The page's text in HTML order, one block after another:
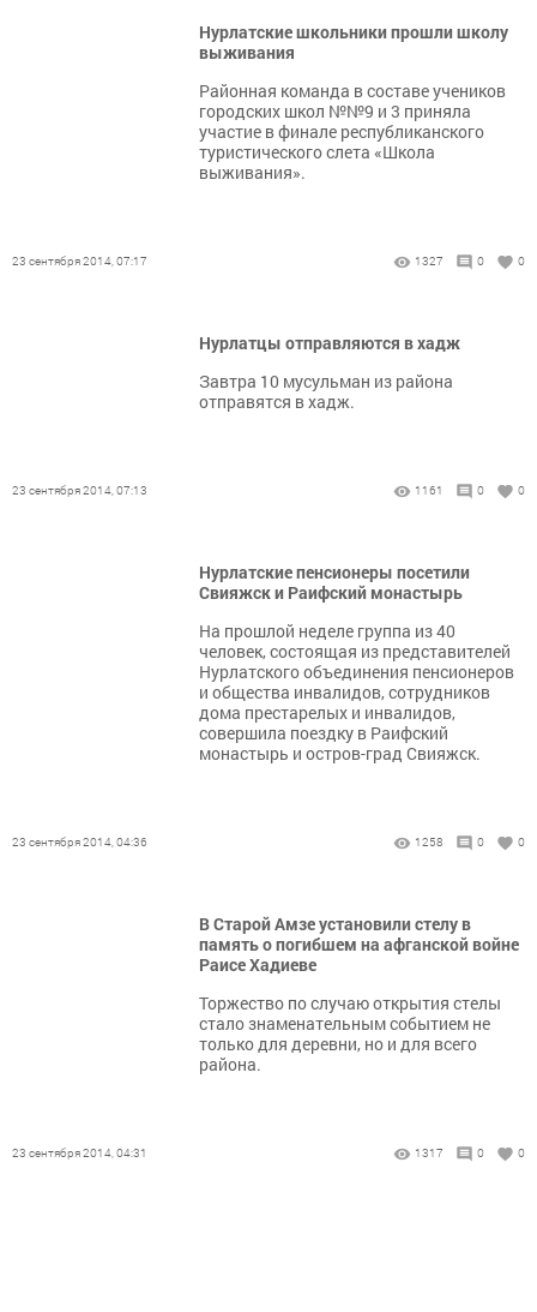
Нурлатские школьники прошли школу
выживания
Районная команда в составе учеников
городских школ №№9 и 3 приняла
участие в финале республиканского
туристического слета «Школа
выживания».
23 сентября 2014, 07:17 1327 0 0
Нурлатцы отправляются в хадж
Завтра 10 мусульман из района
отправятся в хадж.
23 сентября 2014, 07:13 1161 0 0
Нурлатские пенсионеры посетили
Свияжск и Раифский монастырь
На прошлой неделе группа из 40
человек, состоящая из представителей
Нурлатского объединения пенсионеров
и общества инвалидов, сотрудников
дома престарелых и инвалидов,
совершила поездку в Раифский
монастырь и остров-град Свияжск.
23 сентября 2014, 04:36 1258 0 0
В Старой Амзе установили стелу в
память о погибшем на афганской войне
Раисе Хадиеве
Торжество по случаю открытия стелы
стало знаменательным событием не
только для деревни, но и для всего
района.
23 сентября 2014, 04:31 1317 0 0